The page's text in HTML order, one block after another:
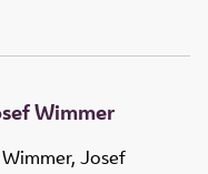
Wimmer
Wimmer, Josef